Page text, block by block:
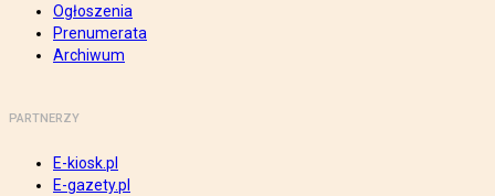
Ogłoszenia
Prenumerata
Archiwum
PARTNERZY
E-kiosk.pl
E-gazety.pl